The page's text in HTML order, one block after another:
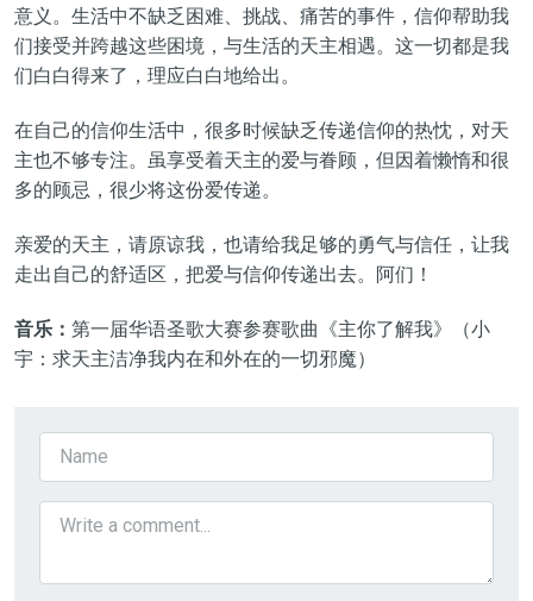
意义。生活中不缺乏困难、挑战、痛苦的事件，信仰帮助我
们接受并跨越这些困境，与生活的天主相遇。这一切都是我
们白白得来了，理应白白地给出。
在自己的信仰生活中 ，很多时候缺乏传递信仰的热忱，对天
主也不够专注。虽享受着天主的爱与眷顾，但因着懒惰和很
多的顾忌， 很少将这份爱传递。
亲爱的天主，请原谅我，也请给我足够的勇气与信任， 让我
走出自己的舒适区，把爱与信仰传递出去。阿们 ！
音乐： 第一届华语圣歌大赛参赛歌曲《主你了解我》（小
宇 ：求天主洁净我内在和外在的一切邪魔）